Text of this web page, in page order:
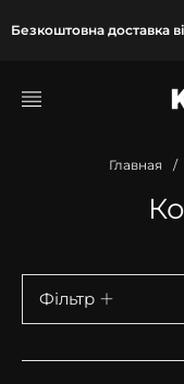
Безкоштовна доставка
Главная /
Фільтр